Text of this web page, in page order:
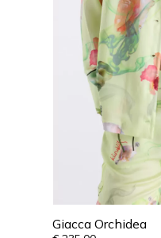
Giacca Orchidea